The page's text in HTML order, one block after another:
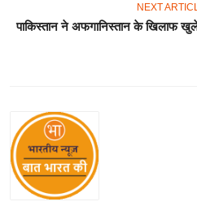
NEXT
पाकिस्तान ने अफगानिस्तान के खिलाफ खुले